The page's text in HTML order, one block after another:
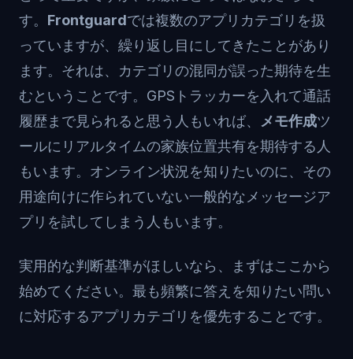
す。 Frontguardでは複数のアプリカテゴリを扱
っていますが、繰り返し目にしてきたことがあり
ます。それは、カテゴリの混同が誤った期待を生
むということです。GPSトラッカーを入れて通話
履歴まで見られると思う人もいれば、 メモ作成ツ
ールにリアルタイムの家族位置共有を期待する人
もいます。オンライン状況を知りたいのに、その
用途向けに作られていない一般的なメッセージア
プリを試してしまう人もいます。
実用的な判断基準がほしいなら、まずはここから
始めてください。最も頻繁に答えを知りたい問い
に対応するアプリカテゴリを優先することです。